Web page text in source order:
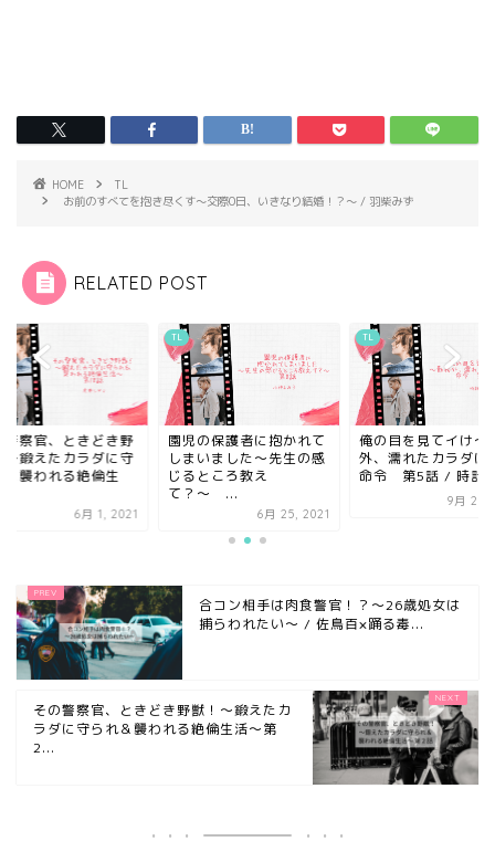
HOME
TL
お前のすべてを抱き尽くす～交際0日、いきなり結婚！？～ / 羽柴みず
RELATED POST
の保護者に抱かれて
いました〜先生の感
ところ教え
6月 25, 2021
TL
俺の目を見てイけ～勤務
外、濡れたカラダに響く
命令 第5話 / 時計
TL
その警察官、ときど
獣！～鍛えたカラダ
られ＆襲われる絶倫
合コン相手は肉食警官！？～26歳処女は
捕らわれたい～ / 佐鳥百×踊る毒...
その警察官、ときどき野獣！～鍛えたカ
ラダに守られ＆襲われる絶倫生活～第
2...